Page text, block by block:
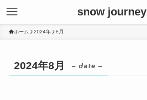
snow journey
ホーム 2024年 8月
2024年8月 – date –